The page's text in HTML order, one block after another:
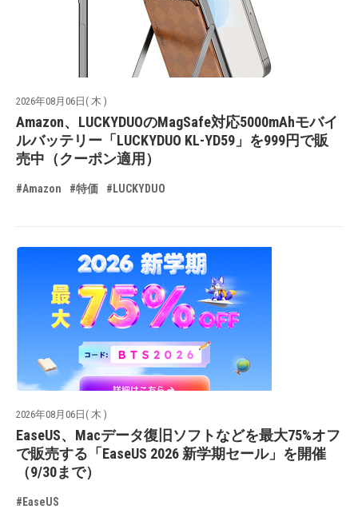
2026年08月06日( 木 )
Amazon、LUCKYDUOのMagSafe対応5000mAhモバイ
ルバッテリー「LUCKYDUO KL-YD59」を999円で販
売中（クーポン適用）
#Amazon #特価 #LUCKYDUO
2026年08月06日( 木 )
EaseUS、Macデータ復旧ソフトなどを最大75%オフ
で販売する「EaseUS 2026 新学期セール」を開催
（9/30まで）
#EaseUS